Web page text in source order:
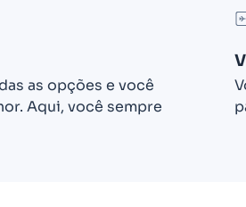
as opções e você
Aqui, você sempre